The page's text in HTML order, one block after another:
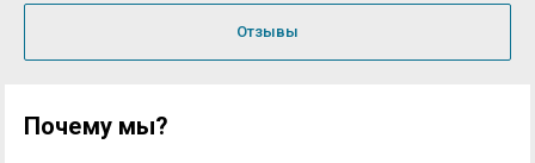
Отзывы
Почему мы?